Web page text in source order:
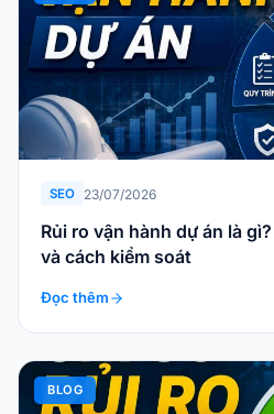
SEO 23/07/2026
Rủi ro vận hành dự án là
và cách kiểm soát
Đọc thêm
BLOG